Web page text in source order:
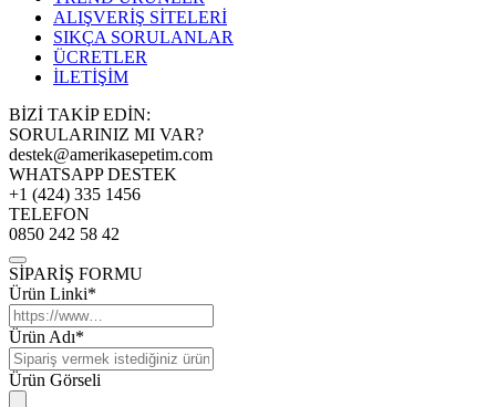
ALIŞVERİŞ SİTELERİ
SIKÇA SORULANLAR
ÜCRETLER
İLETİŞİM
BİZİ TAKİP EDİN:
SORULARINIZ MI VAR?
destek@amerikasepetim.com
WHATSAPP DESTEK
+1 (424) 335 1456
TELEFON
0850 242 58 42
SİPARİŞ FORMU
Ürün Linki*
Ürün Adı*
Ürün Görseli